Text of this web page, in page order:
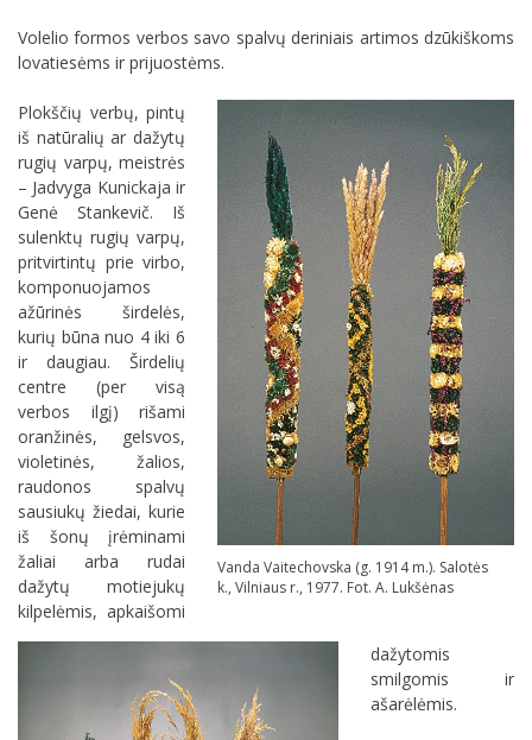
Volelio formos verbos savo spalvų deriniais artimos dzūkiškoms
lovatiesėms ir prijuostėms.
Vanda Vaitechovska (g. 1914 m.). Salotės
k., Vilniaus r., 1977. Fot. A. Lukšėnas
Plokščių verbų, pintų
iš natūralių ar dažytų
rugių varpų, meistrės
– Jadvyga Kunickaja ir
Genė Stankevič. Iš
sulenktų rugių varpų,
pritvirtintų prie virbo,
komponuojamos
ažūrinės širdelės,
kurių būna nuo 4 iki 6
ir daugiau. Širdelių
centre (per visą
verbos ilgį) rišami
oranžinės, gelsvos,
violetinės, žalios,
raudonos spalvų
sausiukų žiedai, kurie
iš šonų įrėminami
žaliai arba rudai
dažytų motiejukų
kilpelėmis, apkaišomi
dažytomis
smilgomis ir
ašarėlėmis.